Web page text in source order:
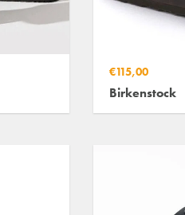
€115,00
Birkenstock